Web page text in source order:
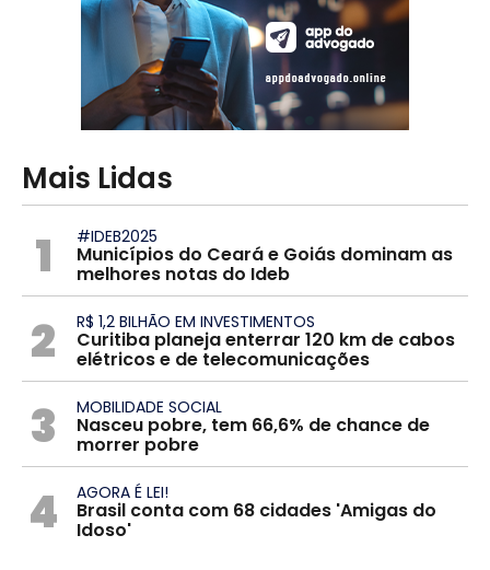
Mais Lidas
1 #IDEB2025
Municípios do Ceará e Goiás dominam as
melhores notas do Ideb
2 R$ 1,2 BILHÃO EM INVESTIMENTOS
Curitiba planeja enterrar 120 km de cabos
elétricos e de telecomunicações
3 MOBILIDADE SOCIAL
Nasceu pobre, tem 66,6% de chance de
morrer pobre
4 AGORA É LEI!
Brasil conta com 68 cidades 'Amigas do
Idoso'